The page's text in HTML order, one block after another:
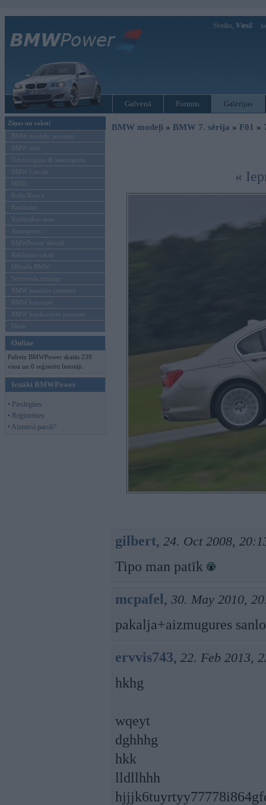
Sveiks, Viesi!
Galvenā Forums Galerijas
Ziņas un raksti
BMW modeļu jaunumi
BMW testi
Tehnoloģijas & sasniegumi
BMW Latvijā
MINI
Rolls-Royce
Pasākumi
Vadāmības tests
Autosports
BMWPower aktuāli
Reklāmas raksti
Mēneša BMW
Sērijveida tūnings
BMW pasaules jaunumi
BMW koncepti
BMW konkurentu jaunumi
Moto
Online
Pašreiz BMWPower skatās 239
viesi un 0 reģistrēti lietotāji.
Ienākt BMWPower
• Pieslēgties
• Reģistrēties
• Aizmirsi paroli?
BMW modeļi » BMW 7. sērija » F01 »
«
gilbert, 24. Oct 2008,
Tipo man patīk
mcpafel, 30. May 2010,
pakalja+aizmugures
ervvis743, 22. Feb 2013,
hkhg
wqeyt
dghhhg
hkk
lldllhhh